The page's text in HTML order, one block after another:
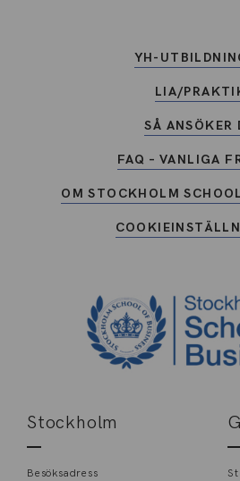
YH-
LIA/
SÅ ANSÖKER
FAQ – VANLIGA
OM STOCKHOLM
Stockholm
Besöksadress